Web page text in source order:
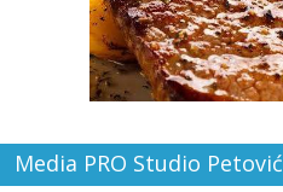
Media PRO Studio Petović